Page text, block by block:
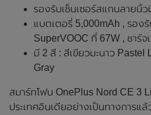
รองรับเซ็นเซอร์สแกนลายนิ้
แบตเตอรี่ 5,000mAh , รอง
SuperVOOC ที่ 67W , ชาร์
มี 2 สี : สีเขียวมะนาว Pastel
Gray
สมาร์ทโฟน OnePlus Nord CE 3
ประเทศอินเดียอย่างเป็นทางการแ